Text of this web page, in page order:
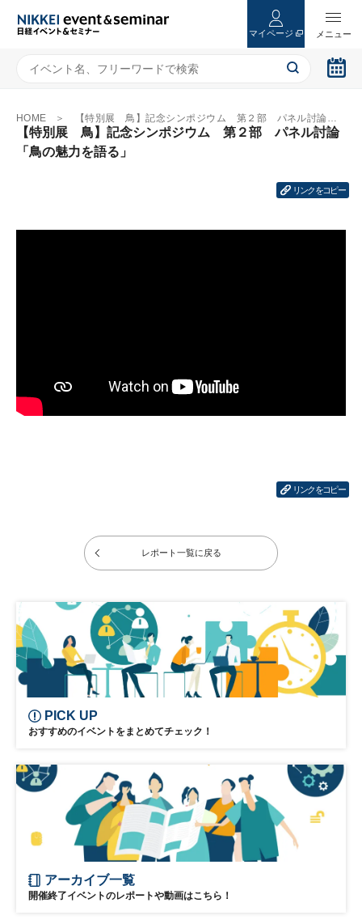
マイページ
HOME 【特別展 鳥】記念シンポジウム 第２部 パネル討論「鳥の魅力を語る」
【特別展 鳥】記念シンポジウム 第２部 パネル討論
「鳥の魅力を語る」
リンクをコピー
リンクをコピー
レポート一覧に戻る
PICK UP
おすすめのイベントをまとめてチェック！
アーカイブ一覧
開催終了イベントのレポートや動画はこちら！